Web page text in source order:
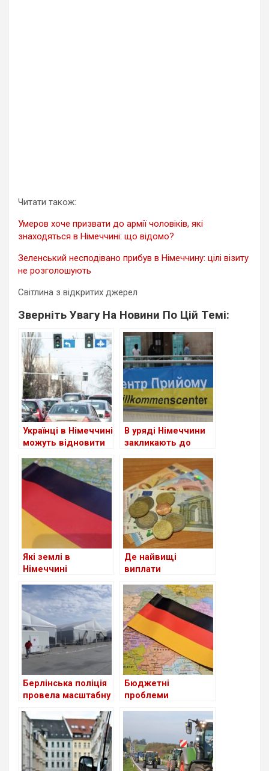
Читати також:
Умеров хоче призвати до армії чоловіків, які
знаходяться в Німеччині: що відомо?
Зеленський несподівано прибув в Німеччину: цілі візиту
не розголошують
Світлина з відкритих джерел
Зверніть Увагу На Новини По Цій Темі:
Українці в Німеччині
можуть відновити
посвідчення водія
В уряді Німеччини
закликають до
для шукачів
притулку: чи
стосується це
українців?
Які землі в
Німеччині
біженців із України
станом на сьогодні
Де найвищі
виплати
біженцям серед
країн Європи?
Берлінська поліція
провела масштабну
для біженців з
України
Бюджетні
проблеми
під удар найбільшу
економіку Європи